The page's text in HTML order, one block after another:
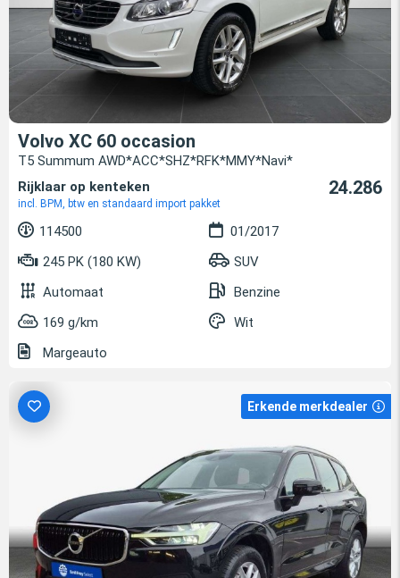
Volvo XC 60 occasion
T5 Summum AWD*ACC*SHZ*RFK*MMY*Navi*
Rijklaar op kenteken
incl. BPM, btw en standaard import pakket
24.286
114500
01/2017
245 PK (180 KW)
SUV
Automaat
Benzine
169 g/km
Wit
Margeauto
Erkende merkdealer